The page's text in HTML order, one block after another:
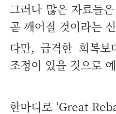
그러나 많은 자료들
곧 깨어질 것이라는
다만, 급격한 회복보
조정이 있을 것으로
한마디로 ‘Great